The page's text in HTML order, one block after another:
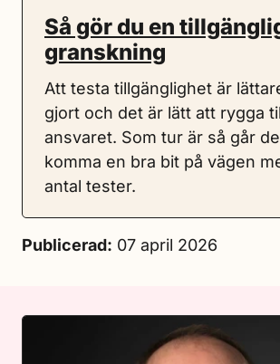
Så gör du en
granskning
Att testa tillgänglighet är
gjort och det är lätt att rygga
ansvaret. Som tur är så går
komma en bra bit på vägen
antal tester.
Publicerad: 07 april 2026